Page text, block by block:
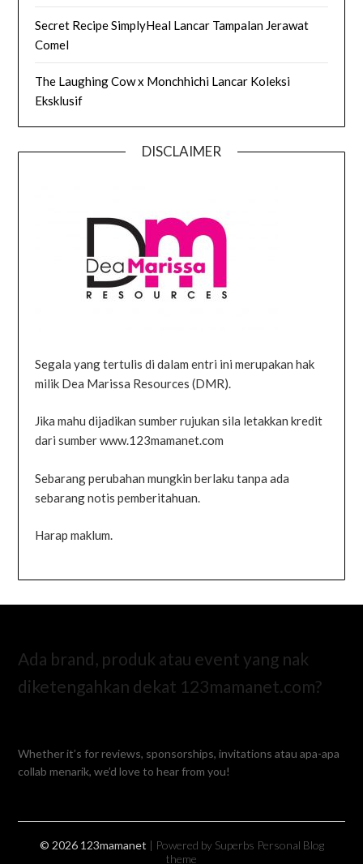
Secret Recipe SimplyHeal Lancar Tampalan Jerawat
Comel
The Laughing Cow x Monchhichi Lancar Koleksi
Eksklusif
DISCLAIMER
Segala yang tertulis di dalam entri ini merupakan hak
milik Dea Marissa Resources (DMR).
Jika mahu dijadikan sumber rujukan sila letakkan kredit
dari sumber www.123mamanet.com
Sebarang perubahan mungkin berlaku tanpa ada
sebarang notis pemberitahuan.
Harap maklum.
Ada brand, produk atau event yang nak
diketengahkan dekat 123mamanet.com?
Whether it’s for reviews, sponsorships, invitations atau apa-apa
collab menarik, we’d love to hear from you!
© 2026 123mamanet | Powered by Superbs Personal Blog
theme